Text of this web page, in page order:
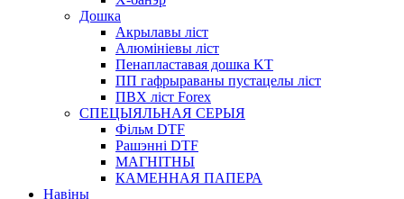
Дошка
Акрылавы ліст
Алюмініевы ліст
Пенапластавая дошка KT
ПП гафрыраваны пустацелы ліст
ПВХ ліст Forex
СПЕЦЫЯЛЬНАЯ СЕРЫЯ
Фільм DTF
Рашэнні DTF
МАГНІТНЫ
КАМЕННАЯ ПАПЕРА
Навіны